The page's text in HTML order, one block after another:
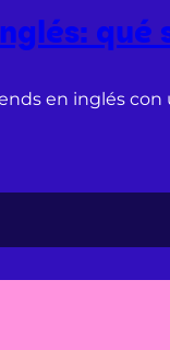
en inglés